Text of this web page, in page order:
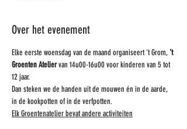
Over het evenement
Elke eerste woensdag van de maand organiseert ’t Grom, 't
Groenten Atelier van 14u00-16u00 voor kinderen van 5 tot
12 jaar.
Dan steken we de handen uit de mouwen én in de aarde,
in de kookpotten of in de verfpotten.
Elk Groentenatelier bevat andere activiteiten